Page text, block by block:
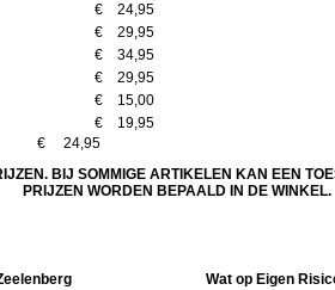
€ 24,95
€ 29,95
€ 34,95
€ 29,95
€ 15,00
€ 19,95
€ 24,95
BIJ SOMMIGE ARTIKELEN KAN EEN
PRIJZEN WORDEN BEPAALD IN DE WINKEL.
Wat op Eigen